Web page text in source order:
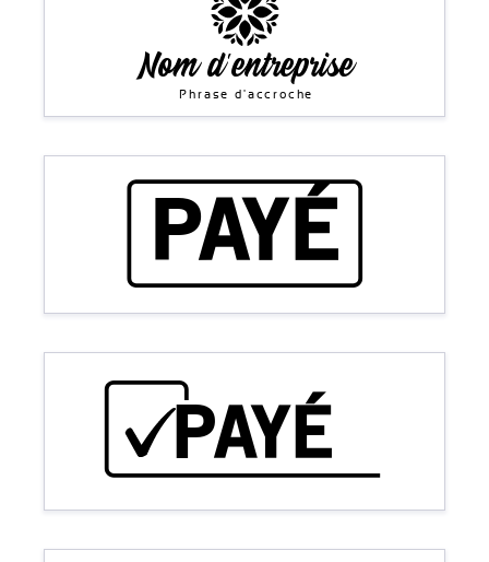
Nom d'entreprise
Phrase d'accroche
PAYÉ
PAYÉ